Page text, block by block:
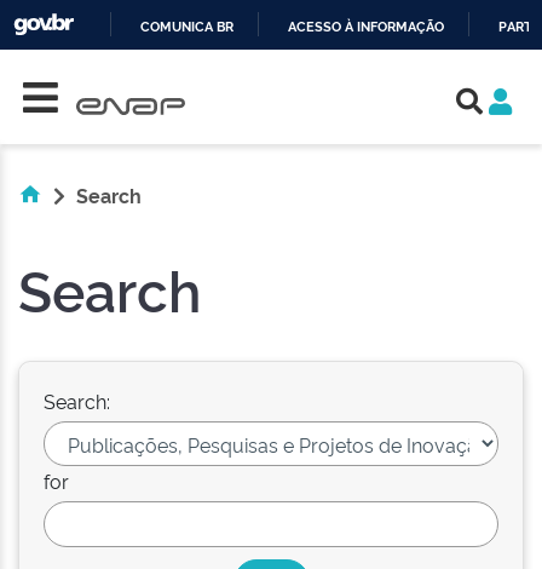
COMUNICA BR ACESSO À INFORMAÇÃO
Search
Search
Search:
for